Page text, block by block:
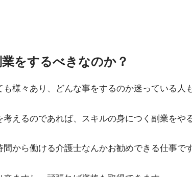
をするべきなのか？
も様々あり、どんな事をするのか迷っている人
えるのであれば、スキルの身につく副業をや
から働ける介護士なんかお勧めできる仕事です